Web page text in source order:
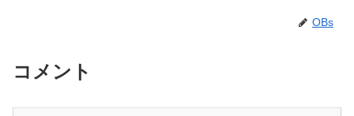
OBs
コメント